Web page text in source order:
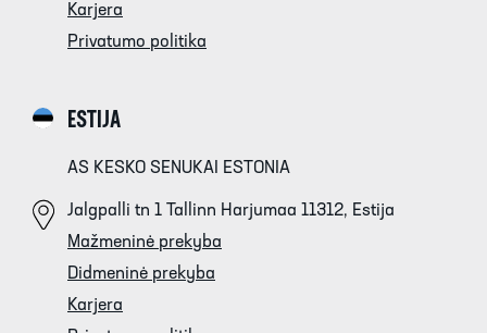
Karjera
Privatumo politika
ESTIJA
AS KESKO SENUKAI ESTONIA
Jalgpalli tn 1 Tallinn Harjumaa 11312, Estija
Mažmeninė prekyba
Didmeninė prekyba
Karjera